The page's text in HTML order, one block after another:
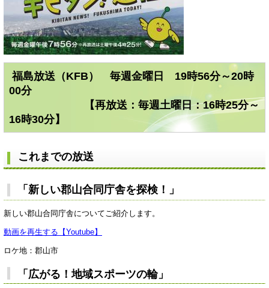
福島放送（KFB） 毎週金曜日 19時56分～20時
00分
【再放送：毎週土曜日：16時25分～
16時30分】
これまでの放送
「新しい郡山合同庁舎を探検！」
新しい郡山合同庁舎についてご紹介します。
動画を再生する【Youtube】
ロケ地：郡山市
「広がる！地域スポーツの輪」